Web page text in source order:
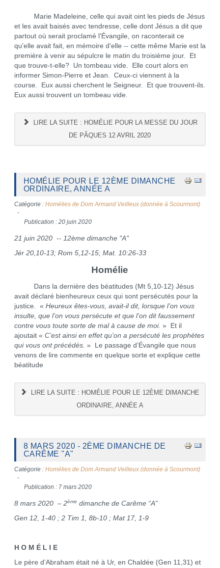
Marie Madeleine, celle qui avait oint les pieds de Jésus
et les avait baisés avec tendresse, celle dont Jésus a dit que
partout où serait proclamé l'Évangile, on raconterait ce
qu'elle avait fait, en mémoire d'elle -- cette même Marie est la
première à venir au sépulcre le matin du troisième jour. Et
que trouve-t-elle? Un tombeau vide. Elle court alors en
informer Simon-Pierre et Jean. Ceux-ci viennent à la
course. Eux aussi cherchent le Seigneur. Et que trouvent-ils.
Eux aussi trouvent un tombeau vide.
LIRE LA SUITE : HOMÉLIE POUR LA MESSE DU JOUR
DE PÂQUES 12 AVRIL 2020
HOMÉLIE POUR LE 12ÈME DIMANCHE
ORDINAIRE, ANNÉE A
Catégorie : Homélies de Dom Armand Veilleux (donnée à Scourmont)
Publication : 20 juin 2020
21 juin 2020 -- 12ème dimanche "A"
Jér 20,10-13; Rom 5,12-15; Mat. 10:26-33
Homélie
Dans la dernière des béatitudes (Mt 5,10-12) Jésus
avait déclaré bienheureux ceux qui sont persécutés pour la
justice. « Heureux êtes-vous, avait-il dit, lorsque l’on vous
insulte, que l’on vous persécute et que l’on dit faussement
contre vous toute sorte de mal à cause de moi. » Et il
ajoutait « C’est ainsi en effet qu’on a persécuté les prophètes
qui vous ont précédés. » Le passage d’Évangile que nous
venons de lire commente en quelque sorte et explique cette
béatitude
LIRE LA SUITE : HOMÉLIE POUR LE 12ÈME DIMANCHE
ORDINAIRE, ANNÉE A
8 MARS 2020 - 2ÈME DIMANCHE DE
CARÊME "A"
Catégorie : Homélies de Dom Armand Veilleux (donnée à Scourmont)
Publication : 7 mars 2020
8 mars 2020 – 2ème dimanche de Carême “A”
Gen 12, 1-40 ; 2 Tim 1, 8b-10 ; Mat 17, 1-9
H O M É L I E
Le père d’Abraham était né à Ur, en Chaldée (Gen 11,31) et